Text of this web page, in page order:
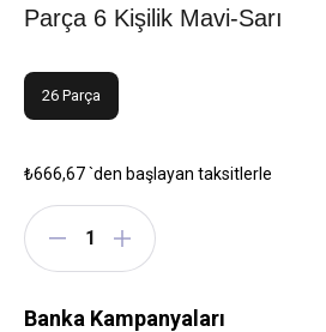
Parça 6 Kişilik Mavi-Sarı
26 Parça
₺666,67`den başlayan taksitlerle
Banka Kampanyaları